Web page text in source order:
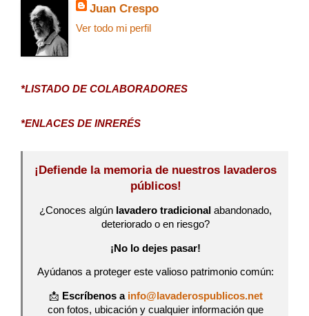
Juan Crespo
Ver todo mi perfil
*LISTADO DE COLABORADORES
*ENLACES DE INRERÉS
¡Defiende la memoria de nuestros lavaderos
públicos!
¿Conoces algún lavadero tradicional abandonado,
deteriorado o en riesgo?
¡No lo dejes pasar!
Ayúdanos a proteger este valioso patrimonio común:
📩 Escríbenos a info@lavaderospublicos.net
con fotos, ubicación y cualquier información que